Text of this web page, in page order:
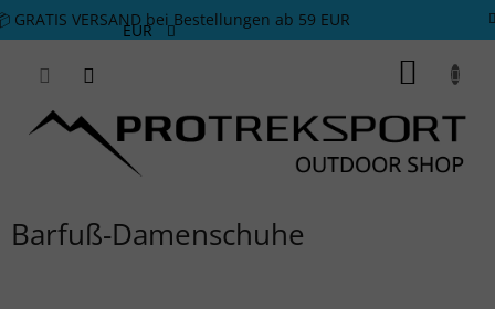
Zum Inhalt springen
GRATIS VERSAND bei Bestellungen ab 59 EUR
EUR
Barfuß-Damenschuhe